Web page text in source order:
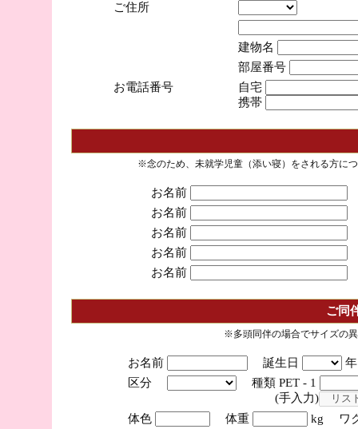
ご住所
建物名
部屋番号
お電話番号
自宅
携帯
※念のため、未就学児童（添い寝）をされる方に
お名前
お名前
お名前
お名前
お名前
ご同
※多頭同伴の場合でサイズの
お名前 誕生日
区分
種類 PET - 1
(手入力)
体色
体重 kg ワ